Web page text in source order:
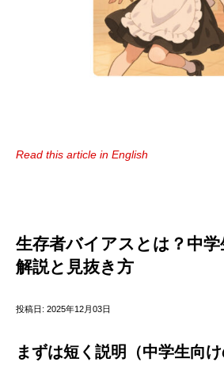
Read this article in English
生存者バイアスとは？中
解説と見抜き方
投稿日: 2025年12月03日
まずは短く説明（中学生向け